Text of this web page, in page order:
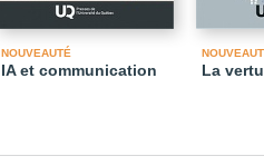
NOUVEAUTÉ
IA et communication La